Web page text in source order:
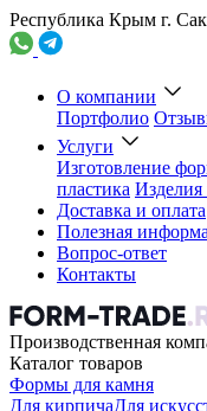
Республика Крым г.
О компании
Портфолио
Услуги
Изготовление
пластика Изделия
Доставка и оплата
Полезная
Вопрос-ответ
Контакты
Производственная
Каталог товаров
Формы для камня
Для кирпичаДля